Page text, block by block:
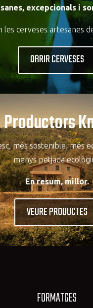
excepcionals i
les cerveses artesanes
OBRIR CERVESES
Productors
més sostenible, més
menys petjada
En resum, millor.
VEURE PRODUCTES
FORMATGES